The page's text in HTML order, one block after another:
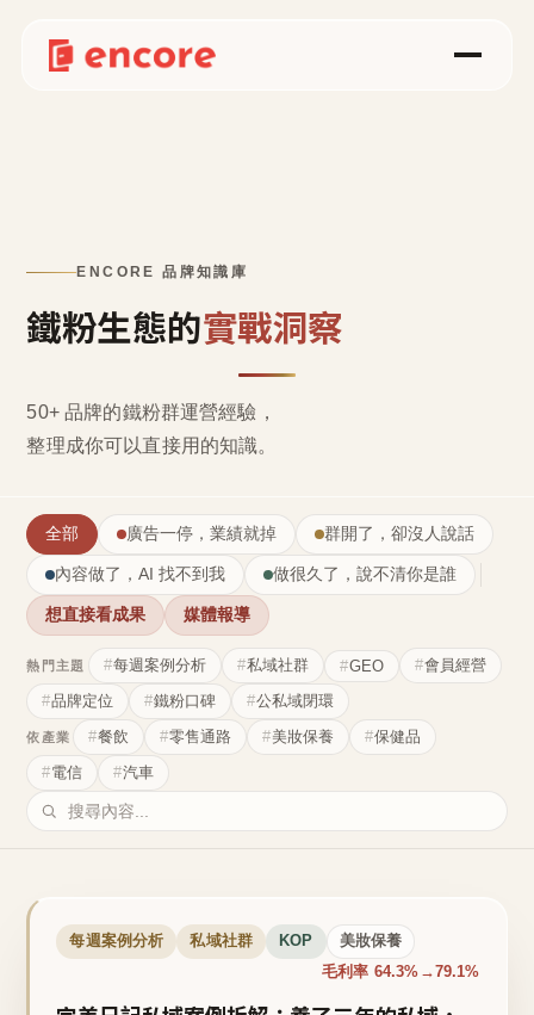
ENCORE 品牌知識庫
鐵粉生態的實戰洞察
50+ 品牌的鐵粉群運營經驗，
整理成你可以直接用的知識。
全部 廣告一停，業績就掉 群開了，卻沒人說話
內容做了，AI 找不到我 做很久了，說不清你是誰
想直接看成果 媒體報導
熱門主題 每週案例分析 私域社群 GEO
會員經營
品牌定位
鐵粉口碑 公私域閉環
依產業 餐飲 零售通路 美妝保養
保健品
電信
汽車
每週案例分析 私域社群 KOP 美妝保養
毛利率 64.3%→79.1%